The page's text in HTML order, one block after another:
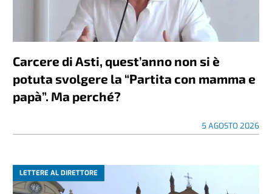
Carcere di Asti, quest’anno non si è
potuta svolgere la “Partita con mamma e
papà”. Ma perché?
5 AGOSTO 2026
LETTERE AL DIRETTORE